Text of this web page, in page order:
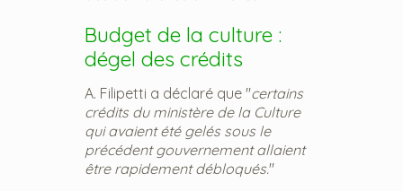
Budget de la culture :
dégel des crédits
A. Filipetti a déclaré que "certains
crédits du ministère de la Culture
qui avaient été gelés sous le
précédent gouvernement allaient
être rapidement débloqués."